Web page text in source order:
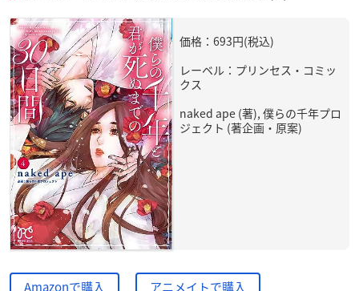
価格：693円(税込)
レーベル：プリンセス・コミッ
クス
naked ape (著), 僕らの千年プロ
ジェクト (著企画・原案)
Amazonで購入 アニメイトで購入